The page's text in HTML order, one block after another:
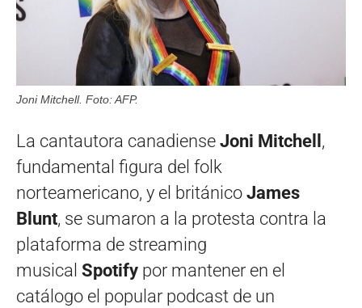
Joni Mitchell. Foto: AFP.
La cantautora canadiense Joni Mitchell ,
fundamental figura del folk
norteamericano, y el británico James
Blunt, se sumaron a la protesta contra la
plataforma de streaming
musical Spotify por mantener en el
catálogo el popular podcast de un